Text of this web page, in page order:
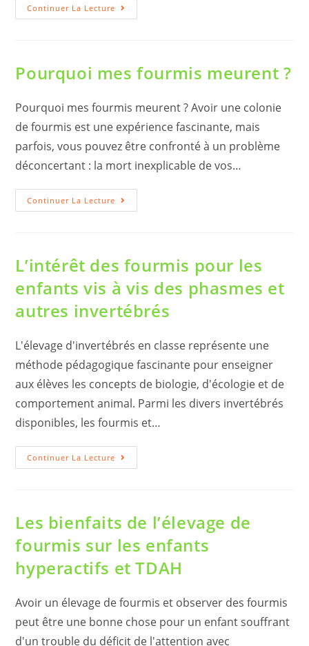
Continuer La Lecture Comment
Faire
Pourquoi mes fourmis meurent ?
Pourquoi mes fourmis meurent ? Avoir une colonie
de fourmis est une expérience fascinante, mais
parfois, vous pouvez être confronté à un problème
déconcertant : la mort inexplicable de vos…
Continuer La Lecture Pourquoi
Mes
L’intérêt des fourmis pour les
enfants vis à vis des phasmes et
autres invertébrés
L'élevage d'invertébrés en classe représente une
méthode pédagogique fascinante pour enseigner
aux élèves les concepts de biologie, d'écologie et de
comportement animal. Parmi les divers invertébrés
disponibles, les fourmis et…
Continuer La Lecture L’intérêt
Des
À
Des
Phasmes
Et
Autres
Les bienfaits de l’élevage de
fourmis sur les enfants
hyperactifs et TDAH
Avoir un élevage de fourmis et observer des fourmis
peut être une bonne chose pour un enfant souffrant
d'un trouble du déficit de l'attention avec